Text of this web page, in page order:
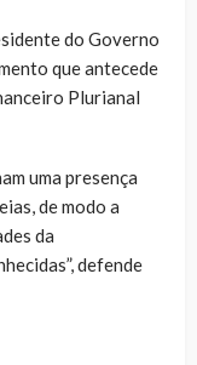
do Governo
que antecede
Plurianal
uma presença
de modo a
da
defende